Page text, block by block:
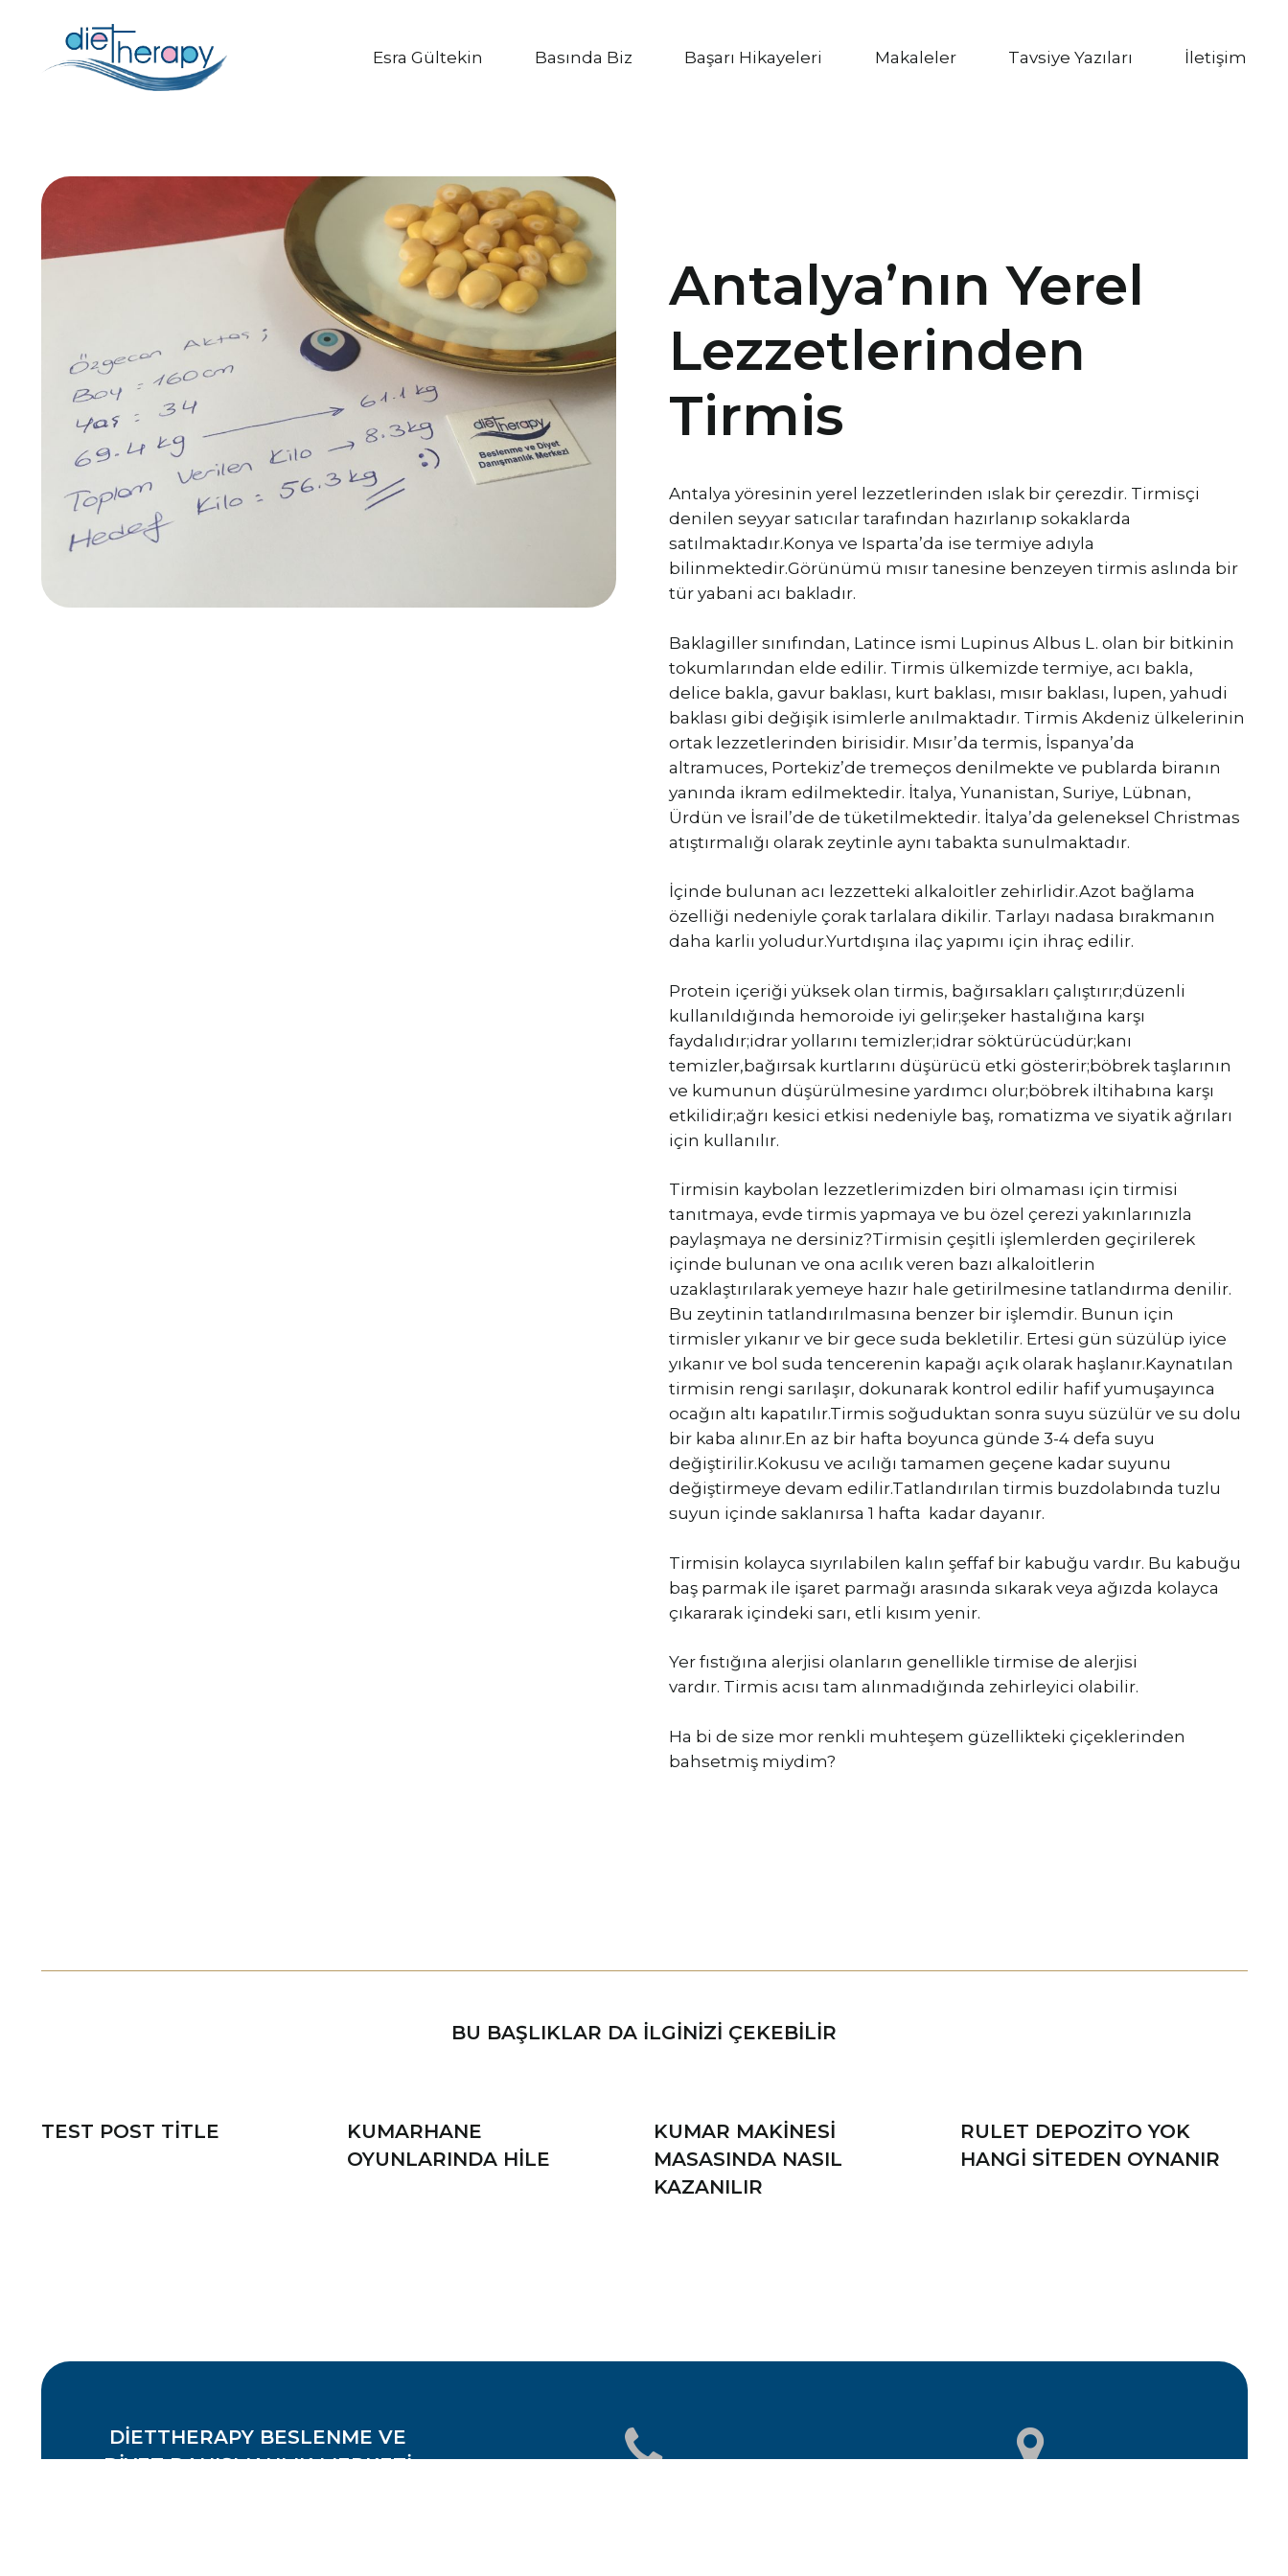
Esra Gültekin Basında Biz Başarı Hikayeleri Makaleler Tavsiye Yazıları İletişim
Antalya’nın Yerel
Lezzetlerinden
Tirmis
Antalya yöresinin yerel lezzetlerinden ıslak bir çerezdir. Tirmisçi
denilen seyyar satıcılar tarafından hazırlanıp sokaklarda
satılmaktadır.Konya ve Isparta’da ise termiye adıyla
bilinmektedir.Görünümü mısır tanesine benzeyen tirmis aslında bir
tür yabani acı bakladır.
Baklagiller sınıfından, Latince ismi Lupinus Albus L. olan bir bitkinin
tokumlarından elde edilir. Tirmis ülkemizde termiye, acı bakla,
delice bakla, gavur baklası, kurt baklası, mısır baklası, lupen, yahudi
baklası gibi değişik isimlerle anılmaktadır. Tirmis Akdeniz ülkelerinin
ortak lezzetlerinden birisidir. Mısır’da termis, İspanya’da
altramuces, Portekiz’de tremeços denilmekte ve publarda biranın
yanında ikram edilmektedir. İtalya, Yunanistan, Suriye, Lübnan,
Ürdün ve İsrail’de de tüketilmektedir. İtalya’da geleneksel Christmas
atıştırmalığı olarak zeytinle aynı tabakta sunulmaktadır.
İçinde bulunan acı lezzetteki alkaloitler zehirlidir.Azot bağlama
özelliği nedeniyle çorak tarlalara dikilir. Tarlayı nadasa bırakmanın
daha karliı yoludur.Yurtdışına ilaç yapımı için ihraç edilir.
Protein içeriği yüksek olan tirmis, bağırsakları çalıştırır;düzenli
kullanıldığında hemoroide iyi gelir;şeker hastalığına karşı
faydalıdır;idrar yollarını temizler;idrar söktürücüdür;kanı
temizler,bağırsak kurtlarını düşürücü etki gösterir;böbrek taşlarının
ve kumunun düşürülmesine yardımcı olur;böbrek iltihabına karşı
etkilidir;ağrı kesici etkisi nedeniyle baş, romatizma ve siyatik ağrıları
için kullanılır.
Tirmisin kaybolan lezzetlerimizden biri olmaması için tirmisi
tanıtmaya, evde tirmis yapmaya ve bu özel çerezi yakınlarınızla
paylaşmaya ne dersiniz?Tirmisin çeşitli işlemlerden geçirilerek
içinde bulunan ve ona acılık veren bazı alkaloitlerin
uzaklaştırılarak yemeye hazır hale getirilmesine tatlandırma denilir.
Bu zeytinin tatlandırılmasına benzer bir işlemdir. Bunun için
tirmisler yıkanır ve bir gece suda bekletilir. Ertesi gün süzülüp iyice
yıkanır ve bol suda tencerenin kapağı açık olarak haşlanır.Kaynatılan
tirmisin rengi sarılaşır, dokunarak kontrol edilir hafif yumuşayınca
ocağın altı kapatılır.Tirmis soğuduktan sonra suyu süzülür ve su dolu
bir kaba alınır.En az bir hafta boyunca günde 3-4 defa suyu
değiştirilir.Kokusu ve acılığı tamamen geçene kadar suyunu
değiştirmeye devam edilir.Tatlandırılan tirmis buzdolabında tuzlu
suyun içinde saklanırsa 1 hafta kadar dayanır.
Tirmisin kolayca sıyrılabilen kalın şeffaf bir kabuğu vardır. Bu kabuğu
baş parmak ile işaret parmağı arasında sıkarak veya ağızda kolayca
çıkararak içindeki sarı, etli kısım yenir.
Yer fıstığına alerjisi olanların genellikle tirmise de alerjisi
vardır. Tirmis acısı tam alınmadığında zehirleyici olabilir.
Ha bi de size mor renkli muhteşem güzellikteki çiçeklerinden
bahsetmiş miydim?
BU BAŞLIKLAR DA ILGINIZI ÇEKEBILIR
TEST POST TITLE
KUMARHANE
OYUNLARINDA HILE
KUMAR MAKINESI
MASASINDA NASIL
KAZANILIR
RULET DEPOZITO YOK
HANGI SITEDEN OYNANIR
DIETTHERAPY BESLENME VE
DIYET DANIŞMANLIK MERKEZI